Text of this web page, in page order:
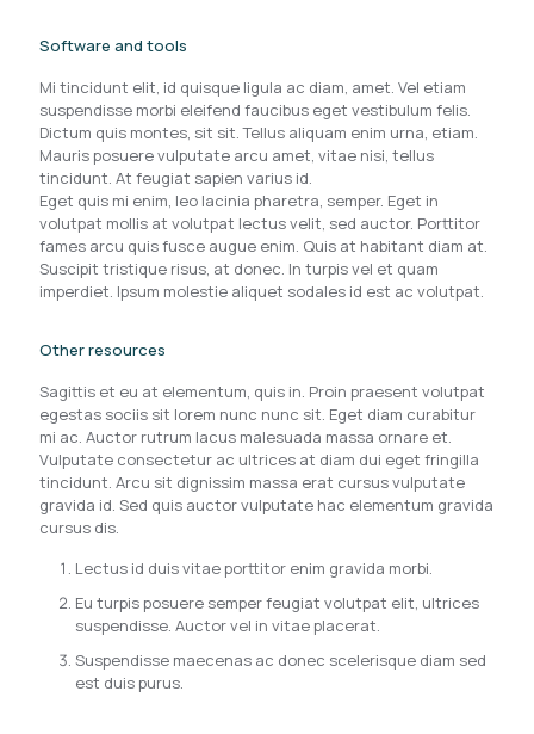
Software and tools
Mi tincidunt elit, id quisque ligula ac diam, amet. Vel etiam
suspendisse morbi eleifend faucibus eget vestibulum felis.
Dictum quis montes, sit sit. Tellus aliquam enim urna, etiam.
Mauris posuere vulputate arcu amet, vitae nisi, tellus
tincidunt. At feugiat sapien varius id.
Eget quis mi enim, leo lacinia pharetra, semper. Eget in
volutpat mollis at volutpat lectus velit, sed auctor. Porttitor
fames arcu quis fusce augue enim. Quis at habitant diam at.
Suscipit tristique risus, at donec. In turpis vel et quam
imperdiet. Ipsum molestie aliquet sodales id est ac volutpat.
Other resources
Sagittis et eu at elementum, quis in. Proin praesent volutpat
egestas sociis sit lorem nunc nunc sit. Eget diam curabitur
mi ac. Auctor rutrum lacus malesuada massa ornare et.
Vulputate consectetur ac ultrices at diam dui eget fringilla
tincidunt. Arcu sit dignissim massa erat cursus vulputate
gravida id. Sed quis auctor vulputate hac elementum gravida
cursus dis.
Lectus id duis vitae porttitor enim gravida morbi.
Eu turpis posuere semper feugiat volutpat elit, ultrices
suspendisse. Auctor vel in vitae placerat.
Suspendisse maecenas ac donec scelerisque diam sed
est duis purus.